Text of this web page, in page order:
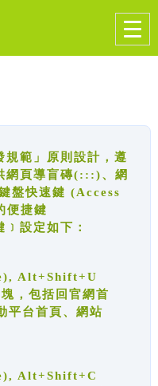
規範」原則設計，遵
網頁導盲磚(:::)、網
盤快速鍵 (Access
便捷鍵
設定如下：
Alt+Shift+U
，包括回官網首
平台首頁、網站
Alt+Shift+C